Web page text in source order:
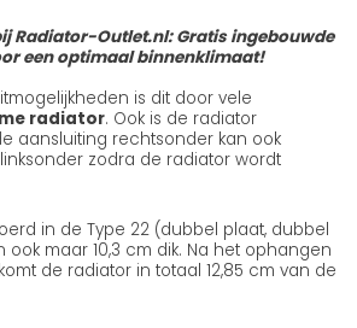
Radiator-Outlet.nl: Gratis ingebouwde
een optimaal binnenklimaat!
is dit door vele
radiator. Ook is de radiator
aansluiting rechtsonder kan ook
zodra de radiator wordt
in de Type 22 (dubbel plaat, dubbel
maar 10,3 cm dik. Na het ophangen
de radiator in totaal 12,85 cm van de